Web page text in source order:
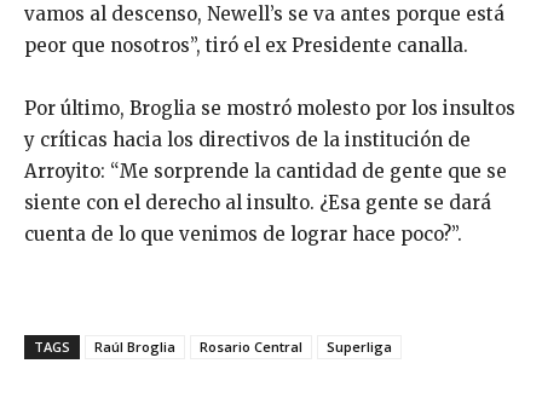
vamos al descenso, Newell’s se va antes porque está
peor que nosotros”, tiró el ex Presidente canalla.
Por último, Broglia se mostró molesto por los insultos
y críticas hacia los directivos de la institución de
Arroyito: “Me sorprende la cantidad de gente que se
siente con el derecho al insulto. ¿Esa gente se dará
cuenta de lo que venimos de lograr hace poco?”.
TAGS Raúl Broglia Rosario Central Superliga